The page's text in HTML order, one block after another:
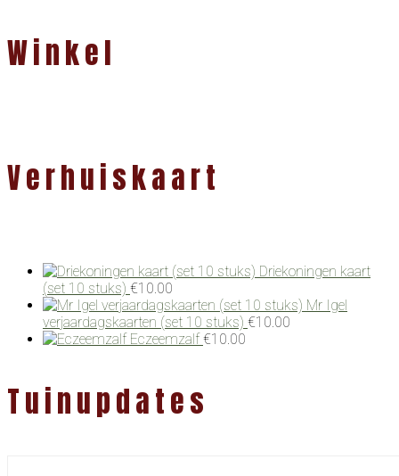
Winkel
Verhuiskaart
Driekoningen kaart
(set 10 stuks) €10.00
Mr Igel
verjaardagskaarten (set 10 stuks) €10.00
Eczeemzalf €10.00
Tuinupdates